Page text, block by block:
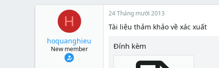
H
hoquanghieu
New member
24 Tháng mười 2013
Tài liệu thảm khảo về xác xuất
Đính kèm